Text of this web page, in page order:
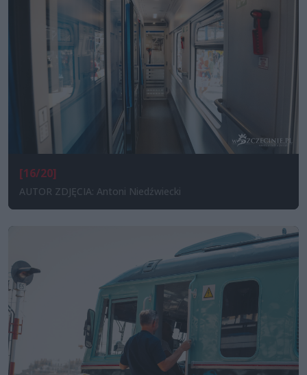
[16/20]
AUTOR ZDJĘCIA: Antoni Niedźwiecki